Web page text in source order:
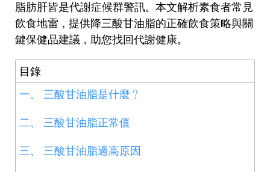
脂肪肝皆是代謝症候群警訊。本文解析素食者常見
飲食地雷，提供降三酸甘油脂的正確飲食策略與關
鍵保健品建議，助您找回代謝健康。
目錄
一、 三酸甘油脂是什麼？
二、 三酸甘油脂正常值
三、 三酸甘油脂過高原因